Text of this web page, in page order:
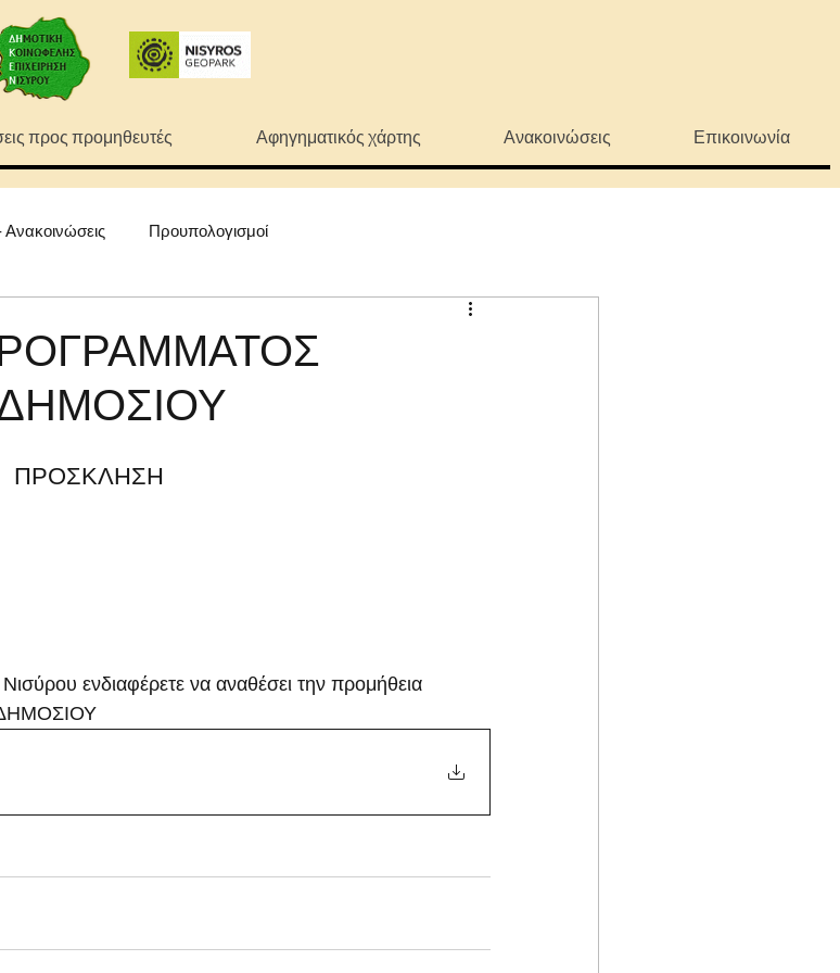
προς προμηθευτές Αφηγηματικός χάρτης Ανακοινώσεις Επικοινωνία
Προυπολογισμοί
ΠΡΟΣΚΛΗΣΗ
ενδιαφέρετε να αναθέσει την προμήθεια